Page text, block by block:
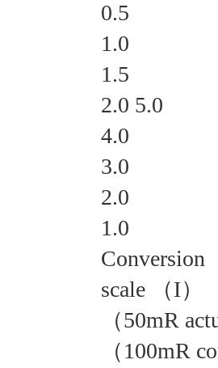
0.5
1.0
1.5
2.0 5.0
4.0
3.0
2.0
1.0
Conversion
scale （I）
（50mR
（100mR